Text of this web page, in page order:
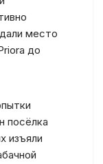
место
до
посёлка
изъяли